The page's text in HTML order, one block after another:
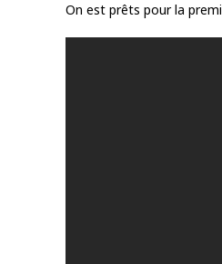
On est prêts pour la